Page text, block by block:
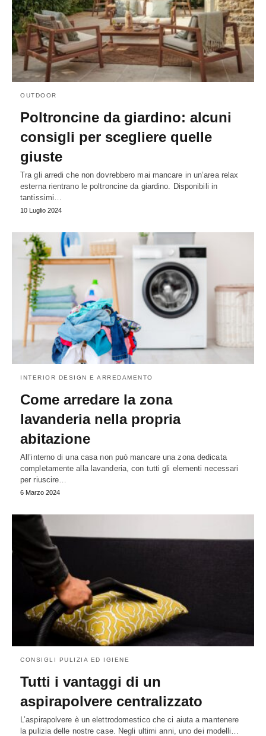
OUTDOOR
Poltroncine da giardino: alcuni
consigli per scegliere quelle
giuste
Tra gli arredi che non dovrebbero mai mancare in un’area relax
esterna rientrano le poltroncine da giardino. Disponibili in
tantissimi…
10 Luglio 2024
INTERIOR DESIGN E ARREDAMENTO
Come arredare la zona
lavanderia nella propria
abitazione
All’interno di una casa non può mancare una zona dedicata
completamente alla lavanderia, con tutti gli elementi necessari
per riuscire…
6 Marzo 2024
CONSIGLI PULIZIA ED IGIENE
Tutti i vantaggi di un
aspirapolvere centralizzato
L’aspirapolvere è un elettrodomestico che ci aiuta a mantenere
la pulizia delle nostre case. Negli ultimi anni, uno dei modelli…